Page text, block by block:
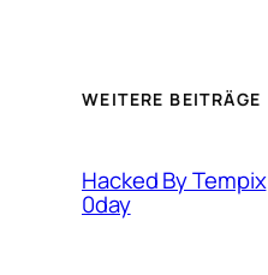
WEITERE BEITRÄGE
Hacked By Tempix
0day